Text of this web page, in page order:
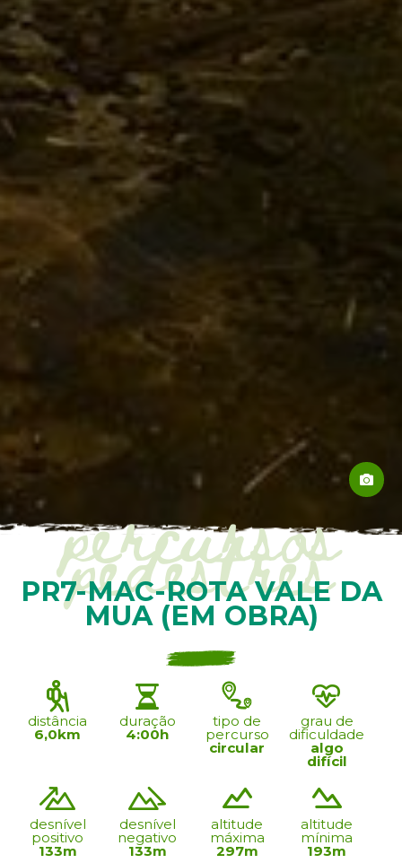
percursos
pedestres
PR7-MAC-ROTA VALE DA
MUA (EM OBRA)
distância
6,0km
duração
4:00h
tipo de
percurso
circular
grau de
dificuldade
algo
difícil
desnível
positivo
133m
desnível
negativo
133m
altitude
máxima
297m
altitude
mínima
193m